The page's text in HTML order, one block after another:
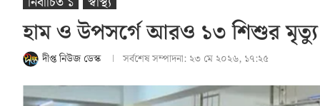
হাম ও উপসর্গে আরও ১৩ শিশুর মৃত্যু
দীপ্ত নিউজ ডেস্ক সর্বশেষ সম্পাদনা: ২৩ মে ২০২৬, ১৭:২৫